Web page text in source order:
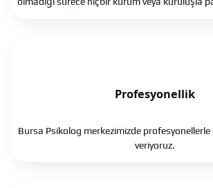
Profesyonellik
Bursa Psikolog merkezimizde profesyonellerle
veriyoruz.